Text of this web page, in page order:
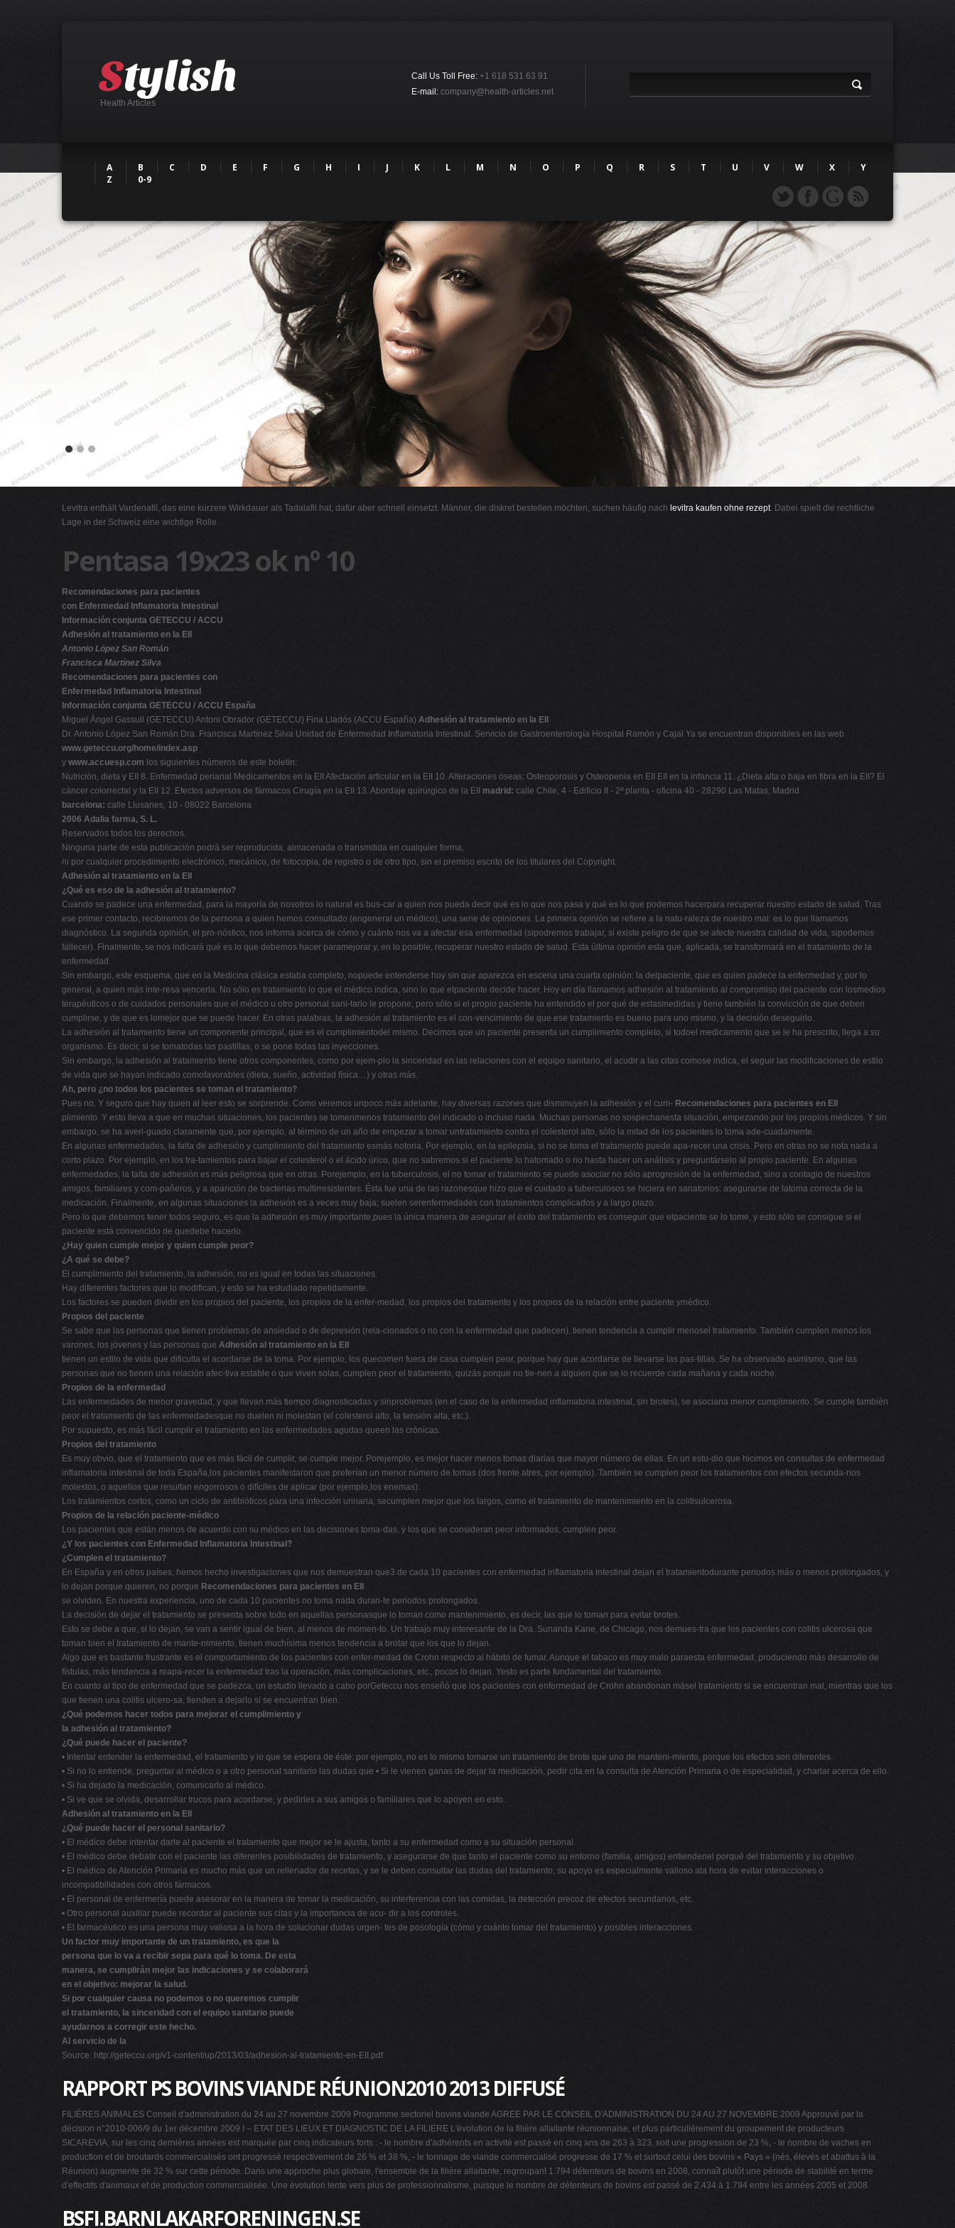
Health Articles
Call Us Toll Free: +1 618 531 63 91
E-mail: company@health-articles.net
A B C D E F G H I J K L M N O P Q R S T U V W X
Y
Z
0-9
Levitra enthält Vardenafil, das eine kürzere Wirkdauer als Tadalafil hat, dafür aber schnell einsetzt. Männer, die diskret bestellen möchten, suchen häufig nach levitra kaufen ohne rezept. Dabei spielt die rechtliche
Lage in der Schweiz eine wichtige Rolle.
Pentasa 19x23 ok nº 10
Recomendaciones para pacientes
con Enfermedad Inflamatoria Intestinal
Información conjunta GETECCU / ACCU
Adhesión al tratamiento en la EII
Antonio López San Román
Francisca Martínez Silva
Recomendaciones para pacientes con
Enfermedad Inflamatoria Intestinal
Información conjunta GETECCU / ACCU España
Miguel Ángel Gassull (GETECCU) Antoni Obrador (GETECCU) Fina Lladós (ACCU España) Adhesión al tratamiento en la EII
Dr. Antonio López San Román Dra. Francisca Martínez Silva Unidad de Enfermedad Inflamatoria Intestinal. Servicio de Gastroenterología Hospital Ramón y Cajal Ya se encuentran disponibles en las web
www.geteccu.org/home/index.asp
y www.accuesp.com los siguientes números de este boletín:
Nutrición, dieta y EII 8. Enfermedad perianal Medicamentos en la EII Afectación articular en la EII 10. Alteraciones óseas: Osteoporosis y Osteopenia en EII EII en la infancia 11. ¿Dieta alta o baja en fibra en la EII? El
cáncer colorrectal y la EII 12. Efectos adversos de fármacos Cirugía en la EII 13. Abordaje quirúrgico de la EII madrid: calle Chile, 4 - Edificio II - 2ª planta - oficina 40 - 28290 Las Matas, Madrid
barcelona: calle Llusanes, 10 - 08022 Barcelona
2006 Adalia farma, S. L.
Reservados todos los derechos.
Ninguna parte de esta publicación podrá ser reproducida, almacenada o transmitida en cualquier forma,
ni por cualquier procedimiento electrónico, mecánico, de fotocopia, de registro o de otro tipo, sin el premiso escrito de los titulares del Copyright.
Adhesión al tratamiento en la EII
¿Qué es eso de la adhesión al tratamiento?
Cuando se padece una enfermedad, para la mayoría de nosotros lo natural es bus-car a quien nos pueda decir qué es lo que nos pasa y qué es lo que podemos hacerpara recuperar nuestro estado de salud. Tras
ese primer contacto, recibiremos de la persona a quien hemos consultado (engeneral un médico), una serie de opiniones. La primera opinión se refiere a la natu-raleza de nuestro mal: es lo que llamamos
diagnóstico. La segunda opinión, el pro-nóstico, nos informa acerca de cómo y cuánto nos va a afectar esa enfermedad (sipodremos trabajar, si existe peligro de que se afecte nuestra calidad de vida, sipodemos
fallecer). Finalmente, se nos indicará qué es lo que debemos hacer paramejorar y, en lo posible, recuperar nuestro estado de salud. Esta última opinión esla que, aplicada, se transformará en el tratamiento de la
enfermedad.
Sin embargo, este esquema, que en la Medicina clásica estaba completo, nopuede entenderse hoy sin que aparezca en escena una cuarta opinión: la delpaciente, que es quien padece la enfermedad y, por lo
general, a quien más inte-resa vencerla. No sólo es tratamiento lo que el médico indica, sino lo que elpaciente decide hacer. Hoy en día llamamos adhesión al tratamiento al compromiso del paciente con losmedios
terapéuticos o de cuidados personales que el médico u otro personal sani-tario le propone, pero sólo si el propio paciente ha entendido el por qué de estasmedidas y tiene también la convicción de que deben
cumplirse, y de que es lomejor que se puede hacer. En otras palabras, la adhesión al tratamiento es el con-vencimiento de que ese tratamiento es bueno para uno mismo, y la decisión deseguirlo.
La adhesión al tratamiento tiene un componente principal, que es el cumplimientodel mismo. Decimos que un paciente presenta un cumplimiento completo, si todoel medicamento que se le ha prescrito, llega a su
organismo. Es decir, si se tomatodas las pastillas, o se pone todas las inyecciones.
Sin embargo, la adhesión al tratamiento tiene otros componentes, como por ejem-plo la sinceridad en las relaciones con el equipo sanitario, el acudir a las citas comose indica, el seguir las modificaciones de estilo
de vida que se hayan indicado comofavorables (dieta, sueño, actividad física…) y otras más.
Ah, pero ¿no todos los pacientes se toman el tratamiento?
Pues no. Y seguro que hay quien al leer esto se sorprende. Como veremos unpoco más adelante, hay diversas razones que disminuyen la adhesión y el cum- Recomendaciones para pacientes en EII
plimiento. Y esto lleva a que en muchas situaciones, los pacientes se tomenmenos tratamiento del indicado o incluso nada. Muchas personas no sospechanesta situación, empezando por los propios médicos. Y sin
embargo, se ha averi-guado claramente que, por ejemplo, al término de un año de empezar a tomar untratamiento contra el colesterol alto, sólo la mitad de los pacientes lo toma ade-cuadamente.
En algunas enfermedades, la falta de adhesión y cumplimiento del tratamiento esmás notoria. Por ejemplo, en la epilepsia, si no se toma el tratamiento puede apa-recer una crisis. Pero en otras no se nota nada a
corto plazo. Por ejemplo, en los tra-tamientos para bajar el colesterol o el ácido úrico, que no sabremos si el paciente lo hatomado o no hasta hacer un análisis y preguntárselo al propio paciente. En algunas
enfermedades, la falta de adhesión es más peligrosa que en otras. Porejemplo, en la tuberculosis, el no tomar el tratamiento se puede asociar no sólo aprogresión de la enfermedad, sino a contagio de nuestros
amigos, familiares y com-pañeros, y a aparición de bacterias multirresistentes. Ésta fue una de las razonesque hizo que el cuidado a tuberculosos se hiciera en sanatorios: asegurarse de latoma correcta de la
medicación. Finalmente, en algunas situaciones la adhesión es a veces muy baja; suelen serenfermedades con tratamientos complicados y a largo plazo.
Pero lo que debemos tener todos seguro, es que la adhesión es muy importante,pues la única manera de asegurar el éxito del tratamiento es conseguir que elpaciente se lo tome, y esto sólo se consigue si el
paciente está convencido de quedebe hacerlo.
¿Hay quien cumple mejor y quien cumple peor?
¿A qué se debe?
El cumplimiento del tratamiento, la adhesión, no es igual en todas las situaciones.
Hay diferentes factores que lo modifican, y esto se ha estudiado repetidamente.
Los factores se pueden dividir en los propios del paciente, los propios de la enfer-medad, los propios del tratamiento y los propios de la relación entre paciente ymédico.
Propios del paciente
Se sabe que las personas que tienen problemas de ansiedad o de depresión (rela-cionados o no con la enfermedad que padecen), tienen tendencia a cumplir menosel tratamiento. También cumplen menos los
varones, los jóvenes y las personas que Adhesión al tratamiento en la EII
tienen un estilo de vida que dificulta el acordarse de la toma. Por ejemplo, los quecomen fuera de casa cumplen peor, porque hay que acordarse de llevarse las pas-tillas. Se ha observado asimismo, que las
personas que no tienen una relación afec-tiva estable o que viven solas, cumplen peor el tratamiento, quizás porque no tie-nen a alguien que se lo recuerde cada mañana y cada noche.
Propios de la enfermedad
Las enfermedades de menor gravedad, y que llevan más tiempo diagnosticadas y sinproblemas (en el caso de la enfermedad inflamatoria intestinal, sin brotes), se asociana menor cumplimiento. Se cumple también
peor el tratamiento de las enfermedadesque no duelen ni molestan (el colesterol alto, la tensión alta, etc.).
Por supuesto, es más fácil cumplir el tratamiento en las enfermedades agudas queen las crónicas.
Propios del tratamiento
Es muy obvio, que el tratamiento que es más fácil de cumplir, se cumple mejor. Porejemplo, es mejor hacer menos tomas diarias que mayor número de ellas. En un estu-dio que hicimos en consultas de enfermedad
inflamatoria intestinal de toda España,los pacientes manifestaron que preferían un menor número de tomas (dos frente atres, por ejemplo). También se cumplen peor los tratamientos con efectos secunda-rios
molestos, o aquellos que resultan engorrosos o difíciles de aplicar (por ejemplo,los enemas).
Los tratamientos cortos, como un ciclo de antibióticos para una infección urinaria, secumplen mejor que los largos, como el tratamiento de mantenimiento en la colitisulcerosa.
Propios de la relación paciente-médico
Los pacientes que están menos de acuerdo con su médico en las decisiones toma-das, y los que se consideran peor informados, cumplen peor.
¿Y los pacientes con Enfermedad Inflamatoria Intestinal?
¿Cumplen el tratamiento?
En España y en otros países, hemos hecho investigaciones que nos demuestran que3 de cada 10 pacientes con enfermedad inflamatoria intestinal dejan el tratamientodurante periodos más o menos prolongados, y
lo dejan porque quieren, no porque Recomendaciones para pacientes en EII
se olviden. En nuestra experiencia, uno de cada 10 pacientes no toma nada duran-te periodos prolongados.
La decisión de dejar el tratamiento se presenta sobre todo en aquellas personasque lo toman como mantenimiento, es decir, las que lo toman para evitar brotes.
Esto se debe a que, si lo dejan, se van a sentir igual de bien, al menos de momen-to. Un trabajo muy interesante de la Dra. Sunanda Kane, de Chicago, nos demues-tra que los pacientes con colitis ulcerosa que
toman bien el tratamiento de mante-nimiento, tienen muchísima menos tendencia a brotar que los que lo dejan.
Algo que es bastante frustrante es el comportamiento de los pacientes con enfer-medad de Crohn respecto al hábito de fumar. Aunque el tabaco es muy malo paraesta enfermedad, produciendo más desarrollo de
fístulas, más tendencia a reapa-recer la enfermedad tras la operación, más complicaciones, etc., pocos lo dejan. Yesto es parte fundamental del tratamiento.
En cuanto al tipo de enfermedad que se padezca, un estudio llevado a cabo porGeteccu nos enseñó que los pacientes con enfermedad de Crohn abandonan másel tratamiento si se encuentran mal, mientras que los
que tienen una colitis ulcero-sa, tienden a dejarlo si se encuentran bien.
¿Qué podemos hacer todos para mejorar el cumplimiento y
la adhesión al tratamiento?
¿Qué puede hacer el paciente?
• Intentar entender la enfermedad, el tratamiento y lo que se espera de éste: por ejemplo, no es lo mismo tomarse un tratamiento de brote que uno de manteni-miento, porque los efectos son diferentes.
• Si no lo entiende, preguntar al médico o a otro personal sanitario las dudas que • Si le vienen ganas de dejar la medicación, pedir cita en la consulta de Atención Primaria o de especialidad, y charlar acerca de ello.
• Si ha dejado la medicación, comunicarlo al médico.
• Si ve que se olvida, desarrollar trucos para acordarse, y pedirles a sus amigos o familiares que lo apoyen en esto.
Adhesión al tratamiento en la EII
¿Qué puede hacer el personal sanitario?
• El médico debe intentar darle al paciente el tratamiento que mejor se le ajusta, tanto a su enfermedad como a su situación personal.
• El médico debe debatir con el paciente las diferentes posibilidades de tratamiento, y asegurarse de que tanto el paciente como su entorno (familia, amigos) entiendenel porqué del tratamiento y su objetivo.
• El médico de Atención Primaria es mucho más que un rellenador de recetas, y se le deben consultar las dudas del tratamiento; su apoyo es especialmente valioso ala hora de evitar interacciones o
incompatibilidades con otros fármacos.
• El personal de enfermería puede asesorar en la manera de tomar la medicación, su interferencia con las comidas, la detección precoz de efectos secundarios, etc.
• Otro personal auxiliar puede recordar al paciente sus citas y la importancia de acu- dir a los controles.
• El farmacéutico es una persona muy valiosa a la hora de solucionar dudas urgen- tes de posología (cómo y cuánto tomar del tratamiento) y posibles interacciones.
Un factor muy importante de un tratamiento, es que la
persona que lo va a recibir sepa para qué lo toma. De esta
manera, se cumplirán mejor las indicaciones y se colaborará
en el objetivo: mejorar la salud.
Si por cualquier causa no podemos o no queremos cumplir
el tratamiento, la sinceridad con el equipo sanitario puede
ayudarnos a corregir este hecho.
Al servicio de la
Source: http://geteccu.org/v1-content/up/2013/03/adhesion-al-tratamiento-en-EII.pdf
RAPPORT PS BOVINS VIANDE RÉUNION2010 2013 DIFFUSÉ
FILIÈRES ANIMALES Conseil d'administration du 24 au 27 novembre 2009 Programme sectoriel bovins viande AGREE PAR LE CONSEIL D'ADMINISTRATION DU 24 AU 27 NOVEMBRE 2009 Approuvé par la
décision n°2010-006/9 du 1er décembre 2009 I – ETAT DES LIEUX ET DIAGNOSTIC DE LA FILIERE L'évolution de la filière allaitante réunionnaise, et plus particulièrement du groupement de producteurs
SICAREVIA, sur les cinq dernières années est marquée par cinq indicateurs forts : - le nombre d'adhérents en activité est passé en cinq ans de 263 à 323, soit une progression de 23 %, - le nombre de vaches en
production et de broutards commercialisés ont progressé respectivement de 26 % et 38 %, - le tonnage de viande commercialisé progresse de 17 % et surtout celui des bovins « Pays » (nés, élevés et abattus à la
Réunion) augmente de 32 % sur cette période. Dans une approche plus globale, l'ensemble de la filière allaitante, regroupant 1.794 détenteurs de bovins en 2008, connaît plutôt une période de stabilité en terme
d'effectifs d'animaux et de production commercialisée. Une évolution lente vers plus de professionnalisme, puisque le nombre de détenteurs de bovins est passé de 2.434 à 1.794 entre les années 2005 et 2008.
BSFI.BARNLAKARFORENINGEN.SE